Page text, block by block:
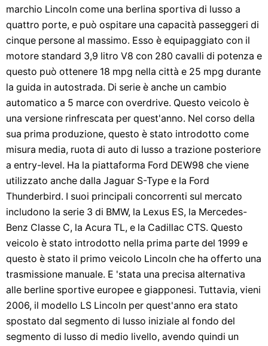
marchio Lincoln come una berlina sportiva di lusso a
quattro porte, e può ospitare una capacità passeggeri di
cinque persone al massimo. Esso è equipaggiato con il
motore standard 3,9 litro V8 con 280 cavalli di potenza e
questo può ottenere 18 mpg nella città e 25 mpg durante
la guida in autostrada. Di serie è anche un cambio
automatico a 5 marce con overdrive. Questo veicolo è
una versione rinfrescata per quest'anno. Nel corso della
sua prima produzione, questo è stato introdotto come
misura media, ruota di auto di lusso a trazione posteriore
a entry-level. Ha la piattaforma Ford DEW98 che viene
utilizzato anche dalla Jaguar S-Type e la Ford
Thunderbird. I suoi principali concorrenti sul mercato
includono la serie 3 di BMW, la Lexus ES, la Mercedes-
Benz Classe C, la Acura TL, e la Cadillac CTS. Questo
veicolo è stato introdotto nella prima parte del 1999 e
questo è stato il primo veicolo Lincoln che ha offerto una
trasmissione manuale. E 'stata una precisa alternativa
alle berline sportive europee e giapponesi. Tuttavia, vieni
2006, il modello LS Lincoln per quest'anno era stato
spostato dal segmento di lusso iniziale al fondo del
segmento di lusso di medio livello, avendo quindi un